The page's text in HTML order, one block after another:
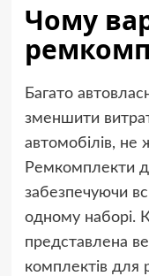
Чому
Багато
зменшити
автомобілів, не
Ремкомплекти
забезпечуючи
одному наборі.
представлена
комплектів для